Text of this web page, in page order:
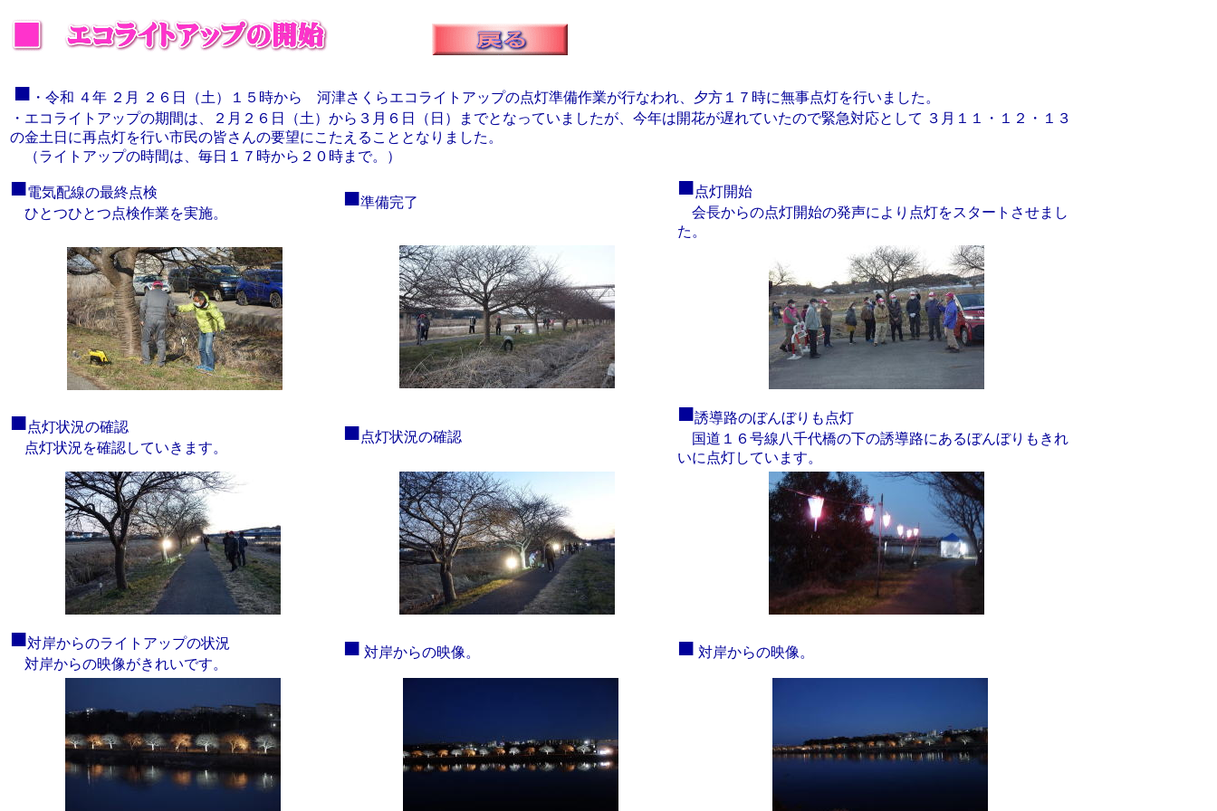
■ ・ 令和 ４年 ２月 ２６日（土）１５時から
河津さくらエコライトアップの点灯準備作業が行なわれ、夕方１７時に無事点灯を行いました。
・エコライトアップの期間は、２月２６日（土）から３月６日（日）までとなっていましたが、今年は開花が遅れていたので緊急対応として ３月１１・１２・１３
の金土日に再点灯を行い市民の皆さんの要望にこたえることとなりました。
（ライトアップの時間は、毎日１７時から２０時まで。）
■電気配線の最終点検
ひとつひとつ点検作業を実施。
■準備完了 ■点灯開始
会長からの点灯開始の発声により点灯をスタートさせまし
た。
■点灯状況の確認
点灯状況を確認していきます。
■点灯状況の確認
■誘導路のぼんぼりも点灯
国道１６号線八千代橋の下の誘導路にあるぼんぼりもきれ
いに点灯しています。
■対岸からのライトアップの状況
対岸からの映像がきれいです。
■ 対岸からの映像。 ■ 対岸からの映像。